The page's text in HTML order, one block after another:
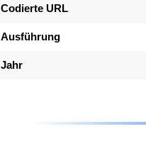
Codierte URL
Ausführung
Jahr